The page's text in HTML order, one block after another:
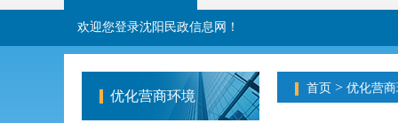
欢迎您登录沈阳民政信息网！
优化营商环境
首页 > 优化营